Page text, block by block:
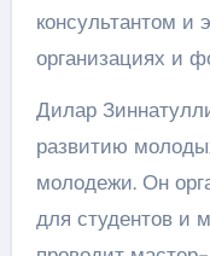
консультантом и
организациях и
Дилар
развитию
молодежи. Он
для студентов и